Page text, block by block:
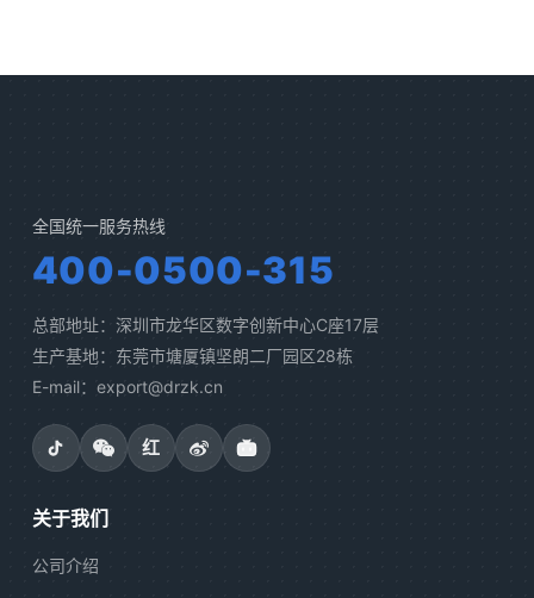
全国统一服务热线
400-0500-315
总部地址：深圳市龙华区数字创新中心C座17层
生产基地：东莞市塘厦镇坚朗二厂园区28栋
E-mail：export@drzk.cn
红
关于我们
公司介绍